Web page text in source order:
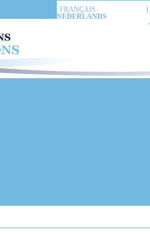
FRANÇAIS
NEDERLANDS